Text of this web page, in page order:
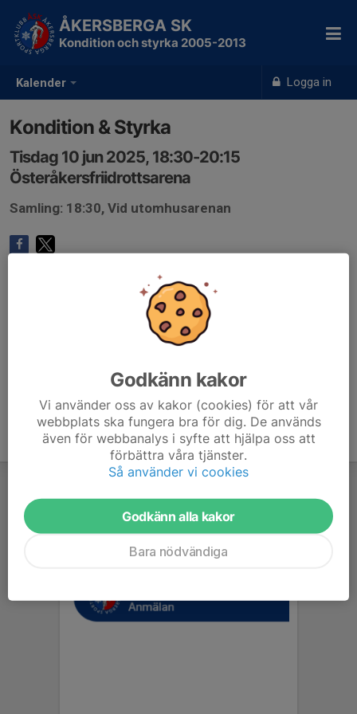
Kalender Logga in
ÅKERSBERGA SK
Kondition och styrka 2005-2013
Kondition & Styrka
Tisdag 10 jun 2025, 18:30-20:15
Österåkersfriidrottsarena
Samling: 18:30, Vid utomhusarenan
Godkänn kakor
Vi använder oss av kakor (cookies) för att vår
webbplats ska fungera bra för dig. De används
även för webbanalys i syfte att hjälpa oss att
förbättra våra tjänster.
Så använder vi cookies
Godkänn alla kakor
Bara nödvändiga